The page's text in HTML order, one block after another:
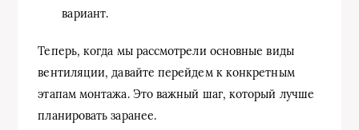
вариант.
Теперь, когда мы рассмотрели основные виды
вентиляции, давайте перейдем к конкретным
этапам монтажа. Это важный шаг, который лучше
планировать заранее.